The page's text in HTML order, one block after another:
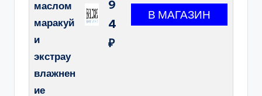
маслом
маракуй
и
экстрау
влажнен
ие
9
4
₽